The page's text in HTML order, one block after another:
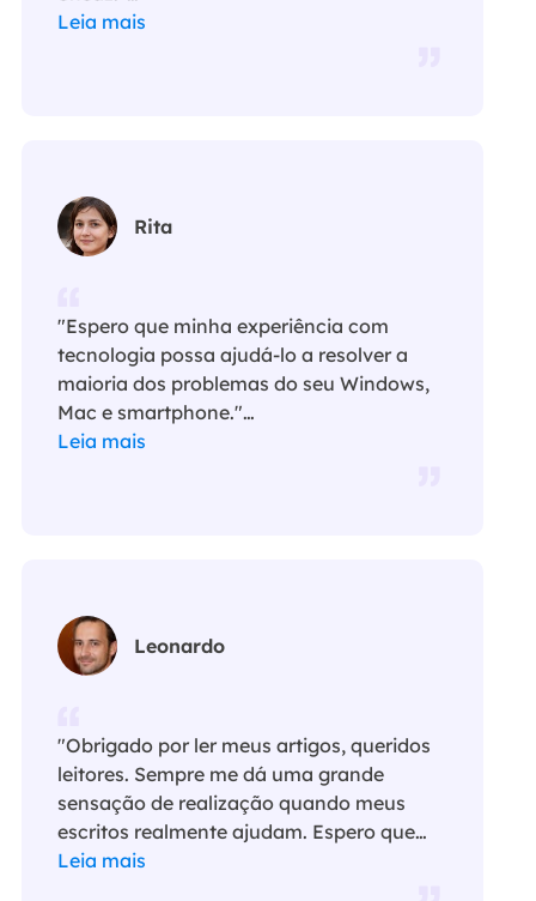
Leia mais
Rita
"Espero que minha experiência com
tecnologia possa ajudá-lo a resolver a
maioria dos problemas do seu Windows,
Mac e smartphone."…
Leia mais
Leonardo
"Obrigado por ler meus artigos, queridos
leitores. Sempre me dá uma grande
sensação de realização quando meus
escritos realmente ajudam. Espero que
gostem de sua estadia no EaseUS e
Leia mais